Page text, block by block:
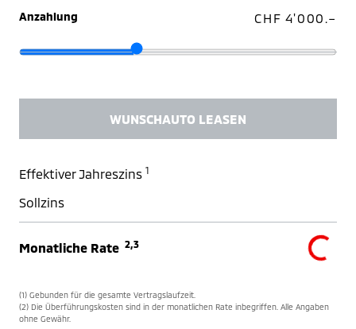
Anzahlung CHF 4'000.–
WUNSCHAUTO LEASEN
Effektiver Jahreszins 1
Sollzins
Monatliche Rate 2,3
(1) Gebunden für die gesamte Vertragslaufzeit.
(2) Die Überführungskosten sind in der monatlichen Rate inbegriffen. Alle Angaben
ohne Gewähr.